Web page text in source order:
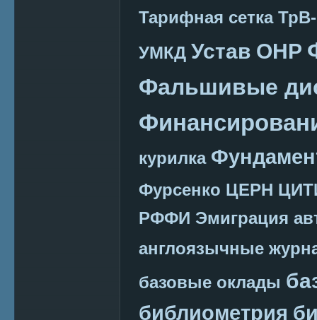
Тарифная сетка
УМКД Устав ОНР
Фальшивые
курилка
Фурсенко ЦЕРН
РФФИ Эмиграция
англоязычные
базовые оклады
библиометрия